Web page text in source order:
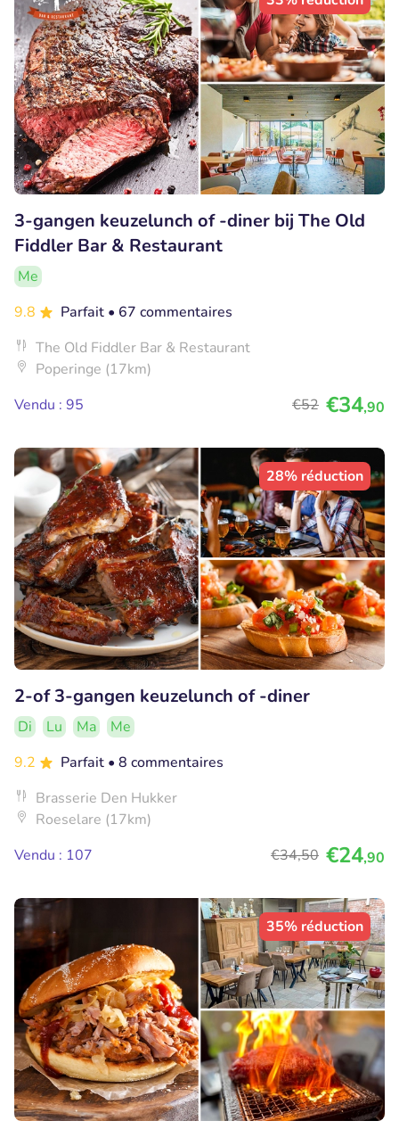
3-gangen keuzelunch of -diner bij The Old
Fiddler Bar & Restaurant
Me
9.8
Parfait • 67 commentaires
The Old Fiddler Bar & Restaurant
Poperinge (17km)
Vendu : 95
€52 €34,90
28% réduction
2-of 3-gangen keuzelunch of -diner
Di Lu Ma
Me
9.2
Parfait • 8 commentaires
Brasserie Den Hukker
Roeselare (17km)
Vendu : 107
€34,50 €24,90
35% réduction